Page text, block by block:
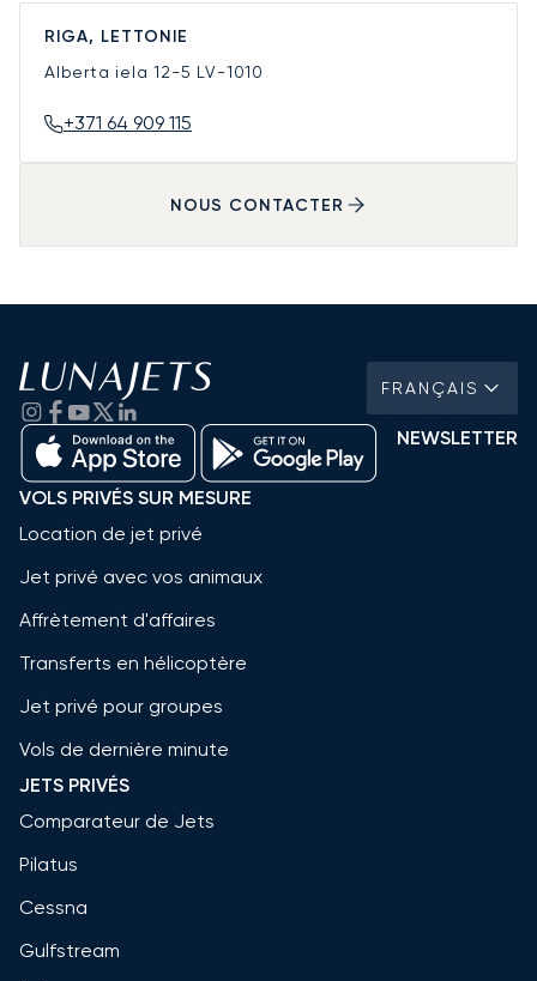
RIGA, LETTONIE
Alberta iela 12-5 LV-1010
+371 64 909 115
NOUS CONTACTER
FRANÇAIS
NEWSLETTER
VOLS PRIVÉS SUR MESURE
Location de jet privé
Jet privé avec vos animaux
Affrètement d'affaires
Transferts en hélicoptère
Jet privé pour groupes
Vols de dernière minute
JETS PRIVÉS
Comparateur de Jets
Pilatus
Cessna
Gulfstream